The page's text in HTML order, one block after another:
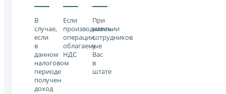
В
случае,
если
в
данном
налоговом
периоде
получен
доход
Если
производились
операции,
облагаемые
НДС
При
наличии
сотрудников
у
Вас
в
штате